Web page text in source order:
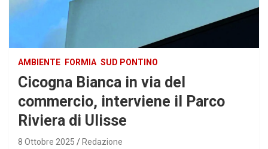
AMBIENTE FORMIA SUD PONTINO
Cicogna Bianca in via del
commercio, interviene il Parco
Riviera di Ulisse
8 Ottobre 2025 Redazione